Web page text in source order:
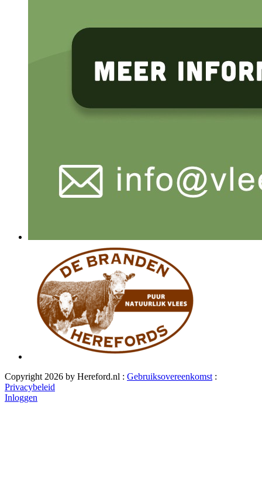
Copyright 2026 by Hereford.nl : Gebruiksovereenkomst :
Privacybeleid
Inloggen